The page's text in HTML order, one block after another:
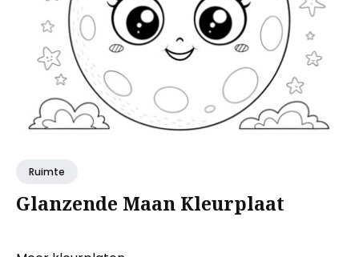
Ruimte
Glanzende Maan Kleurplaat